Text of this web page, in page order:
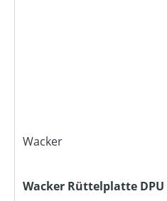
Wacker
Wacker Rüttelplatte DPU